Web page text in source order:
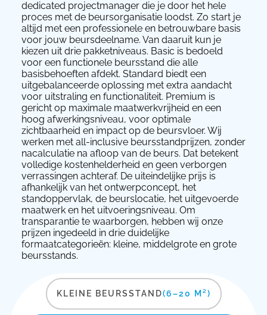
dedicated projectmanager die je door het hele
proces met de beursorganisatie loodst. Zo start je
altijd met een professionele en betrouwbare basis
voor jouw beursdeelname. Van daaruit kun je
kiezen uit drie pakketniveaus. Basic is bedoeld
voor een functionele beursstand die alle
basisbehoeften afdekt. Standard biedt een
uitgebalanceerde oplossing met extra aandacht
voor uitstraling en functionaliteit. Premium is
gericht op maximale maatwerkvrijheid en een
hoog afwerkingsniveau, voor optimale
zichtbaarheid en impact op de beursvloer. Wij
werken met all-inclusive beursstandprijzen, zonder
nacalculatie na afloop van de beurs. Dat betekent
volledige kostenhelderheid en geen verborgen
verrassingen achteraf. De uiteindelijke prijs is
afhankelijk van het ontwerpconcept, het
standoppervlak, de beurslocatie, het uitgevoerde
maatwerk en het uitvoeringsniveau. Om
transparantie te waarborgen, hebben wij onze
prijzen ingedeeld in drie duidelijke
formaatcategorieën: kleine, middelgrote en grote
beursstands.
KLEINE BEURSSTAND(6–20 M²)